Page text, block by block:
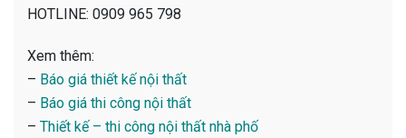
HOTLINE: 0909 965 798
Xem thêm:
– Báo giá thiết kế nội thất
– Báo giá thi công nội thất
– Thiết kế – thi công nội thất nhà phố